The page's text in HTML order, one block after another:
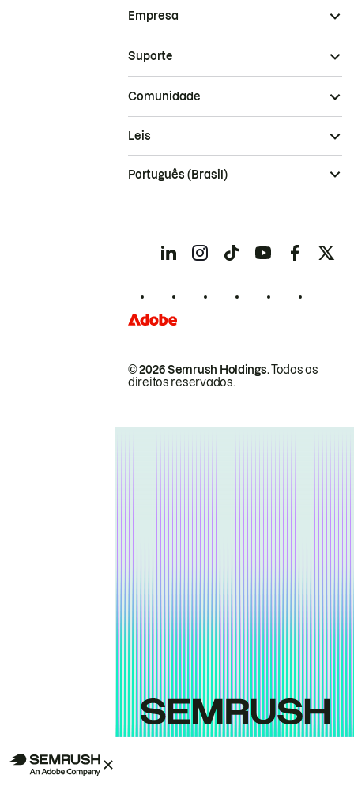
Empresa
Suporte
Comunidade
© 2026 Semrush Holdings.Todos os
direitos reservados.
Leis
Português (Brasil)